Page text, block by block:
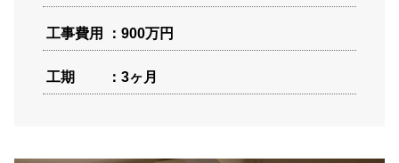
工事費用 900万円
工期 3ヶ月